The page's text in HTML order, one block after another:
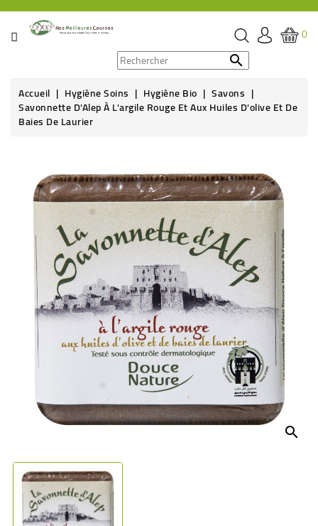
CATÉGORIE
ÉPICERIE
BOISSON
HYGIÈNE
SOINS
SANTÉ
BIEN-
ÊTRE
BÉBÉ
CULTUREL
0

Accueil Hygiène Soins Hygiène Bio Savons
Savonnette D'Alep À L'argile Rouge Et Aux Huiles D'olive Et De
Baies De Laurier
search